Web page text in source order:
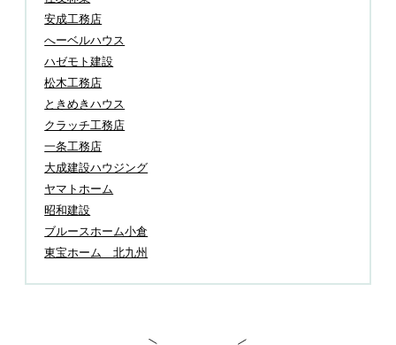
安成工務店
へーベルハウス
ハゼモト建設
松木工務店
ときめきハウス
クラッチ工務店
一条工務店
大成建設ハウジング
ヤマトホーム
昭和建設
ブルースホーム小倉
東宝ホーム 北九州